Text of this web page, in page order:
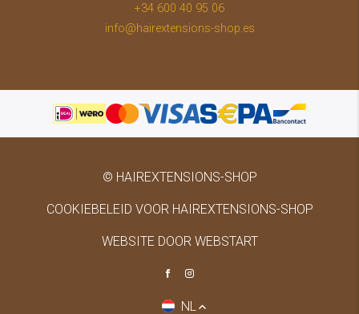
+34 600 40 95 06
info@hairextensions-shop.es
© HAIREXTENSIONS-SHOP
COOKIEBELEID VOOR HAIREXTENSIONS-SHOP
WEBSITE DOOR WEBSTART
NL